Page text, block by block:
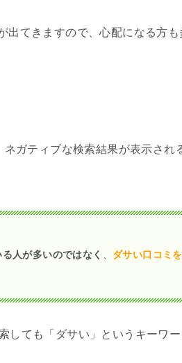
てきますので、心配になる方も
ガティブな検索結果が表示され
人が多いのではなく 、 ダサい口コミ
しても「ダサい」というキーワー